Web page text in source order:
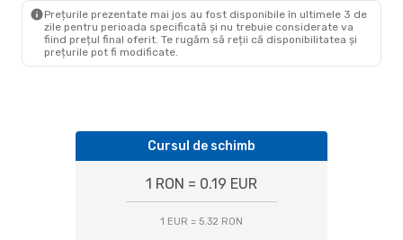
Prețurile prezentate mai jos au fost disponibile în ultimele 3 de
zile pentru perioada specificată și nu trebuie considerate va
fiind prețul final oferit. Te rugăm să reții că disponibilitatea și
prețurile pot fi modificate.
Cursul de schimb
1 RON = 0.19 EUR
1 EUR = 5.32 RON